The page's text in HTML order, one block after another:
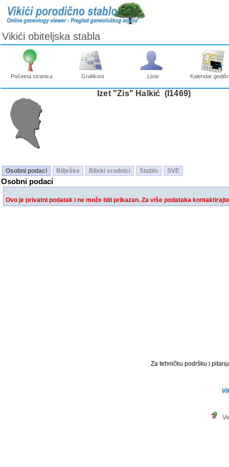
Vikići obiteljska stabla
Početna stranica Grafikoni Liste Kalendar
Izet "Zis" Halkić ‎(I1469)‎
Osobni podaci Bilješke Bliski srodnici Stablo SVE
Osobni podaci
Ovo je privatni podatak i ne može biti prikazan. Za više podataka
Za tehničku podršku i